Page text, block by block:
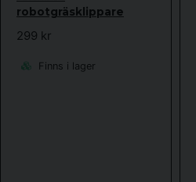
robotgräsklippare
299 kr
Finns i lager